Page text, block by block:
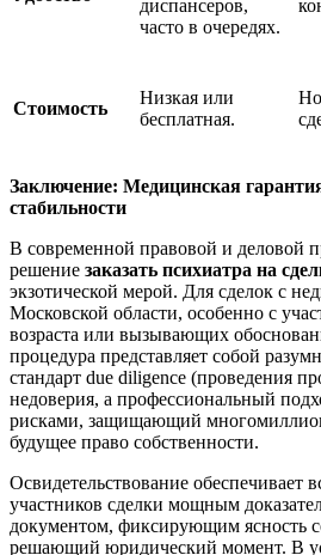
диспансеров,
часто в очередях.
Стоимость
Низкая или
бесплатная.
Заключение: Медицинская
стабильности
В современной правовой и деловой
решение заказать психиатра на
экзотической мерой. Для сделок с
Московской области, особенно с
возраста или вызывающих
процедура представляет собой
стандарт due diligence (проведения
недоверия, а профессиональный
рисками, защищающий
будущее право собственности.
Освидетельствование обеспечивает
участников сделки мощным
документом, фиксирующим ясность
решающий юридический момент. В